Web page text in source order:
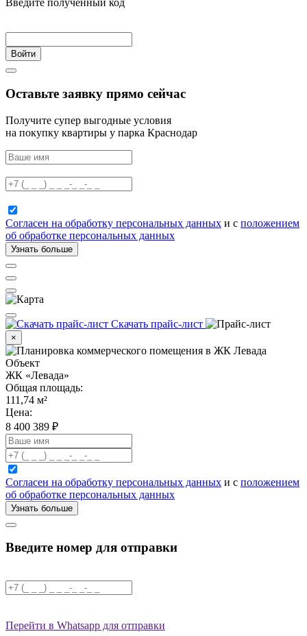
Введите полученный код
Войти
Оставьте заявку прямо сейчас
Получите супер выгодные условия
на покупку квартиры у парка Краснодар
Согласен на обработку персональных данных и с положением
об обработке персональных данных
Узнать больше
Скачать прайс-лист
×
Объект
ЖК «Левада»
Общая площадь:
111,74 м²
Цена:
8 400 389 ₽
Согласен на обработку персональных данных и с положением
об обработке персональных данных
Узнать больше
Введите номер для отправки
Перейти в Whatsapp для отправки